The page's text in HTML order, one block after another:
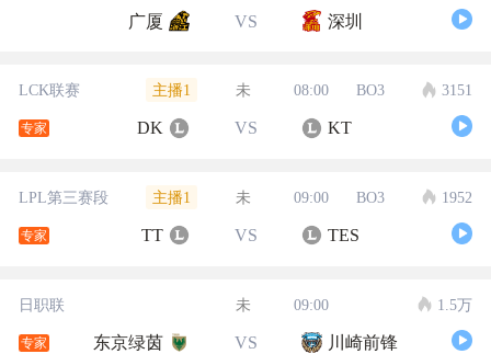
广厦 VS 深圳
LCK联赛 主播1 未 08:00 BO3 3151
专家 DK VS KT
LPL第三赛段 主播1 未 09:00 BO3 1952
专家 TT VS TES
日职联 未 09:00 1.5万
专家 东京绿茵 VS 川崎前锋